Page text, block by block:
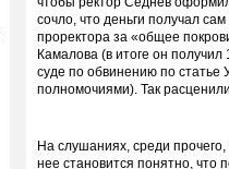
сочло, что деньги получал
проректора за «общее
Камалова (в итоге он
суде по обвинению по
полномочиями). Так
На слушаниях, среди
нее становится понятно,